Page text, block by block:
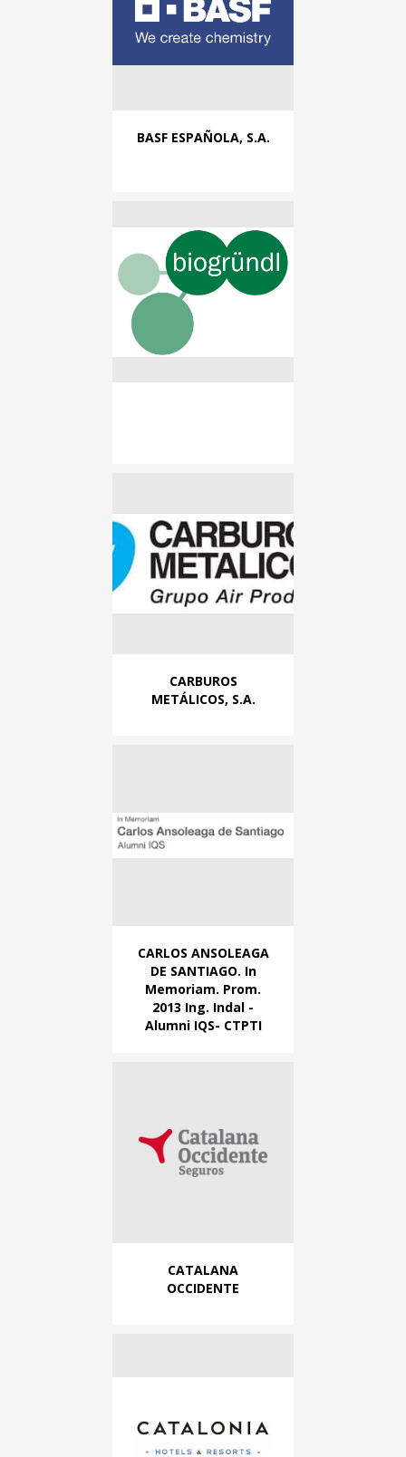
BASF ESPAÑOLA, S.A.
CARBUROS
METÁLICOS, S.A.
CARLOS ANSOLEAGA
DE SANTIAGO. In
Memoriam. Prom.
2013 Ing. Indal -
Alumni IQS- CTPTI
CATALANA
OCCIDENTE